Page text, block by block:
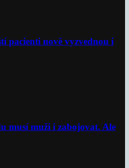
pacienti nově vyzvednou i
musí muži i zabojovat. Ale